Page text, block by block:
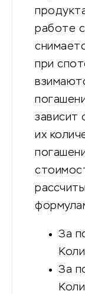
работе
при
зависит
их
За
За